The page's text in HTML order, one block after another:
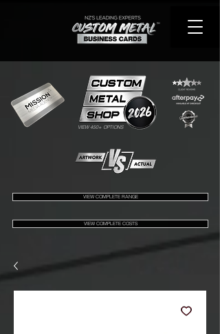
VIEW 450+ OPTIONS
VIEW COMPLETE RANGE
VIEW COMPLETE COSTS